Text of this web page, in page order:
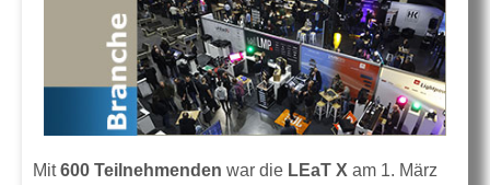
Mit600 Teilnehmenden war die LEaT X am 1. März